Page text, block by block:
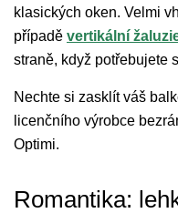
klasických oken. Velmi
případě vertikální
straně, když potřebujete
Nechte si zasklít váš
licenčního výrobce
Optimi.
Romantika: